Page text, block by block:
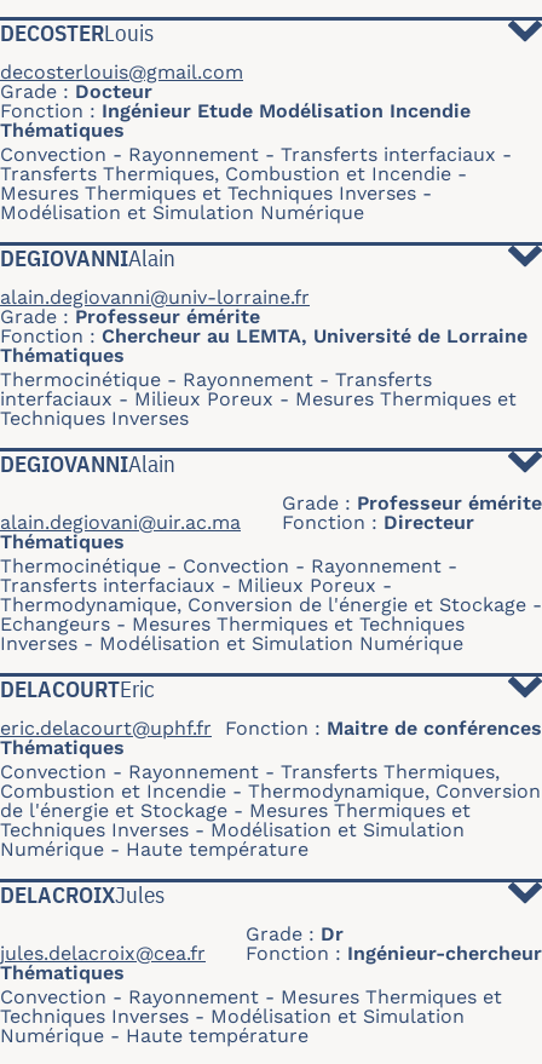
DECOSTERLouis
decosterlouis@gmail.com
Grade
Docteur
Fonction
Ingénieur Etude Modélisation Incendie
Thématiques
Convection
Rayonnement
Transferts interfaciaux
Transferts Thermiques, Combustion et Incendie
Mesures Thermiques et Techniques Inverses
Modélisation et Simulation Numérique
DEGIOVANNIAlain
alain.degiovanni@univ-lorraine.fr
Grade
Professeur émérite
Fonction
Chercheur au LEMTA, Université de Lorraine
Thématiques
Thermocinétique
Rayonnement
Transferts
interfaciaux
Milieux Poreux
Mesures Thermiques et
Techniques Inverses
DEGIOVANNIAlain
alain.degiovani@uir.ac.ma
Grade
Professeur émérite
Fonction
Directeur
Thématiques
Thermocinétique
Convection
Rayonnement
Transferts interfaciaux
Milieux Poreux
Thermodynamique, Conversion de l'énergie et Stockage
Echangeurs
Mesures Thermiques et Techniques
Inverses
Modélisation et Simulation Numérique
DELACOURTEric
eric.delacourt@uphf.fr Fonction
Maitre de conférences
Thématiques
Convection
Rayonnement
Transferts Thermiques,
Combustion et Incendie
Thermodynamique, Conversion
de l'énergie et Stockage
Mesures Thermiques et
Techniques Inverses
Modélisation et Simulation
Numérique
Haute température
DELACROIXJules
jules.delacroix@cea.fr
Grade
Dr
Fonction
Ingénieur-chercheur
Thématiques
Convection
Rayonnement
Mesures Thermiques et
Techniques Inverses
Modélisation et Simulation
Numérique
Haute température